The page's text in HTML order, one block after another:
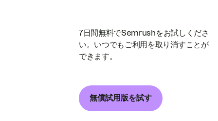
7日間無料でSemrushをお試しくださ
い。いつでもご利用を取り消すことが
できます。
無償試用版を試す